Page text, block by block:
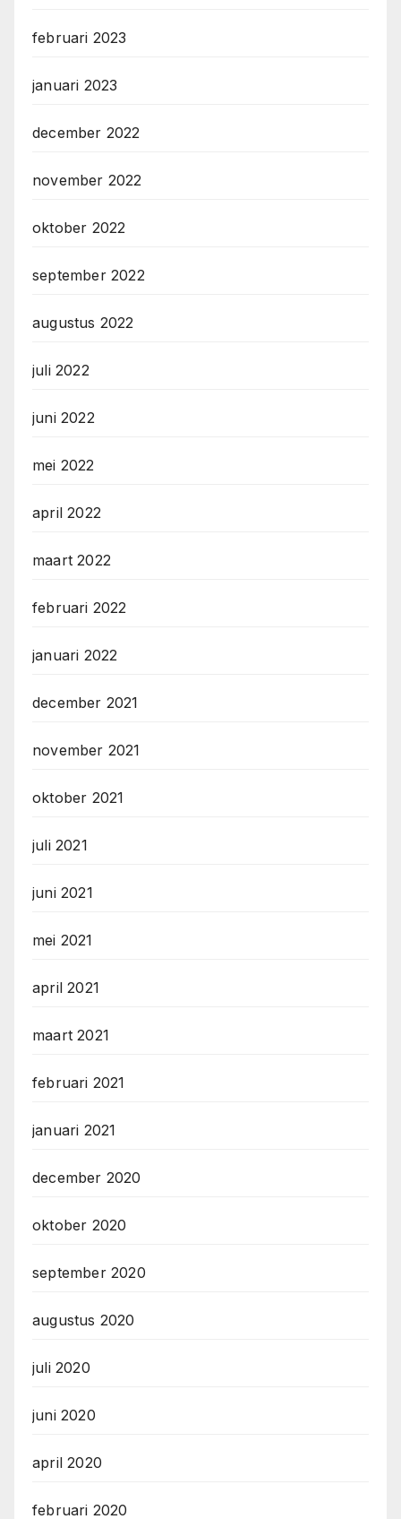
februari 2023
januari 2023
december 2022
november 2022
oktober 2022
september 2022
augustus 2022
juli 2022
juni 2022
mei 2022
april 2022
maart 2022
februari 2022
januari 2022
december 2021
november 2021
oktober 2021
juli 2021
juni 2021
mei 2021
april 2021
maart 2021
februari 2021
januari 2021
december 2020
oktober 2020
september 2020
augustus 2020
juli 2020
juni 2020
april 2020
februari 2020